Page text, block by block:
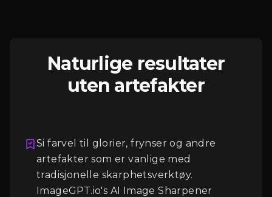
Naturlige resultater
uten artefakter
Si farvel til glorier, frynser og andre
artefakter som er vanlige med
tradisjonelle skarphetsverktøy.
ImageGPT.io's AI Image Sharpener
Logg Inn